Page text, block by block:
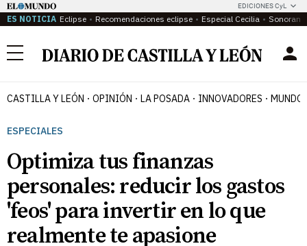
EDICIONES CyL
ES NOTICIA Eclipse Recomendaciones eclipse Especial Cecilia
Menú
CASTILLA Y LEÓN OPINIÓN LA POSADA INNOVADORES MUNDO
ESPECIALES
Optimiza tus finanzas
personales: reducir los gastos
'feos' para invertir en lo que
realmente te apasione